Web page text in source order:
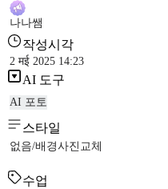
나나쌤
작성시각
2 मई 2025 14:23
AI 도구
AI 포토
스타일
없음/배경사진교체
수업